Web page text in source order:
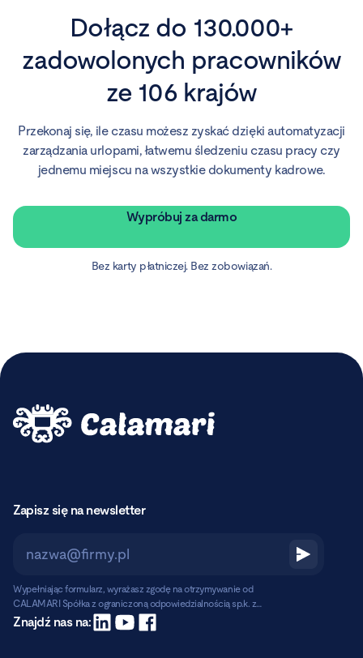
Dołącz do 130.000+
zadowolonych pracowników
ze 106 krajów
Przekonaj się, ile czasu możesz zyskać dzięki automatyzacji
zarządzania urlopami, łatwemu śledzeniu czasu pracy czy
jednemu miejscu na wszystkie dokumenty kadrowe.
Wypróbuj za darmo
Bez karty płatniczej. Bez zobowiązań.
Zapisz się na newsletter
Wypełniając formularz, wyrażasz zgodę na otrzymywanie od
CALAMARI Spółka z ograniczoną odpowiedzialnością sp.k. z
siedzibą w Warszawie, ul. Chmielna 2/31, 00-020 Warszawa,
informacji handlowych pocztą elektroniczną.
Czytaj dalej
Znajdź nas na: